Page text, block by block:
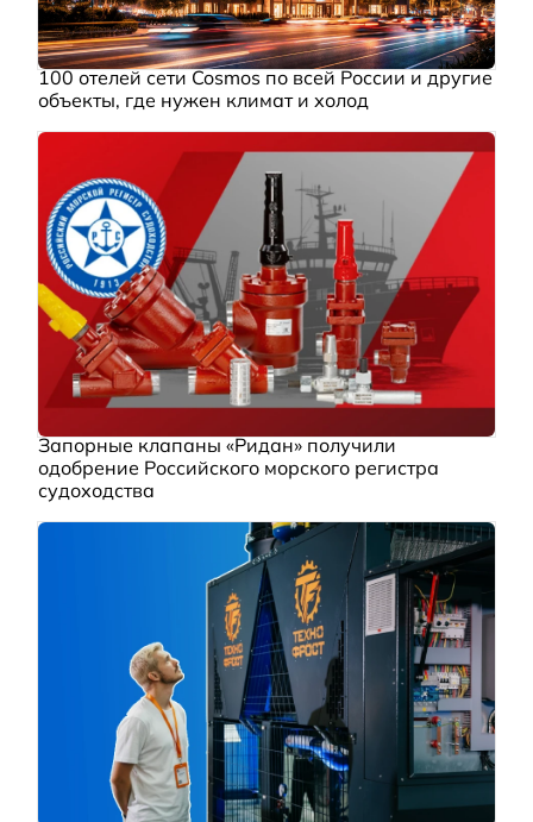
100 отелей сети Cosmos по всей России и другие
объекты, где нужен климат и холод
Запорные клапаны «Ридан» получили
одобрение Российского морского регистра
судоходства